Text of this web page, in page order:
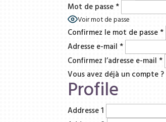
Mot de passe *
Voir mot de passe
Confirmez le mot de passe *
Adresse e-mail *
Confirmez l’adresse e-mail *
Vous avez déjà un compte ?
Profile
Addresse 1